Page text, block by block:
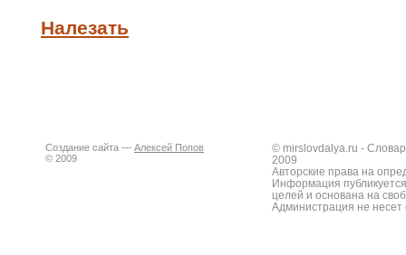
Налезать
Создание сайта — Алексей Попов
© 2009
© mirslovdalya.ru -
2009
Авторские права на
Информация
целей и основана на
Администрация не несет